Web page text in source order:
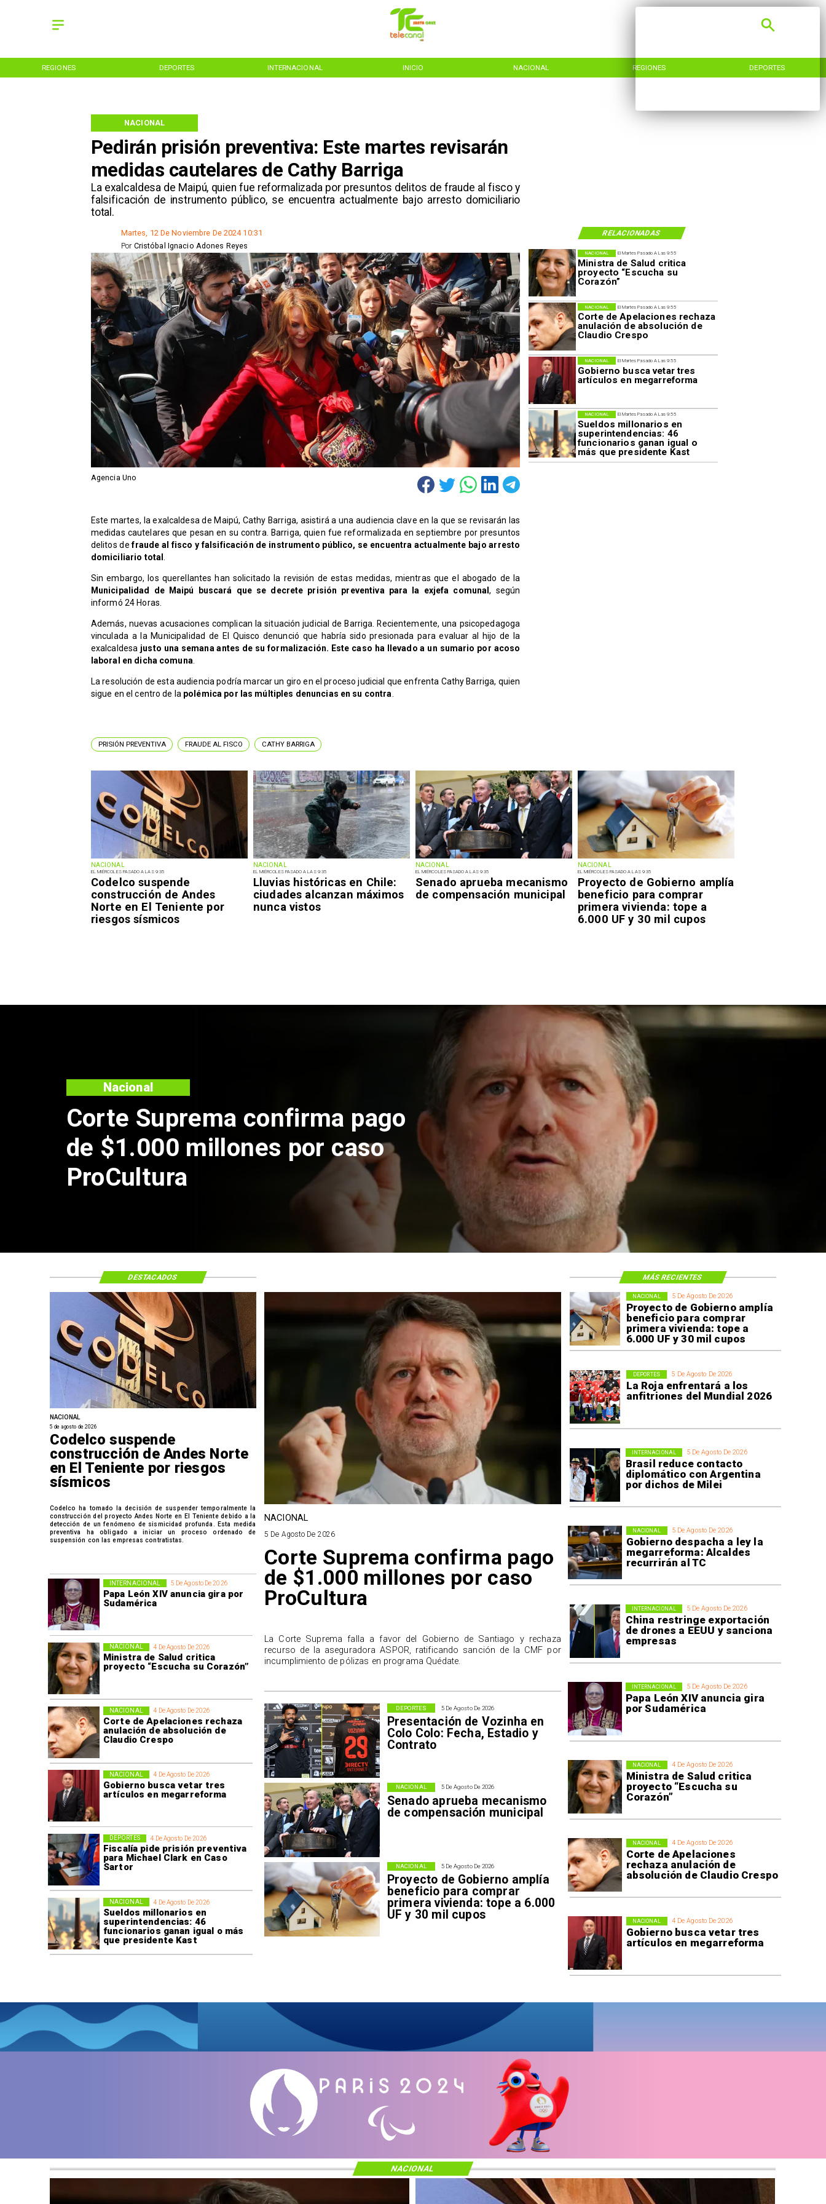
REGIONES DEPORTES INTERNACIONAL INICIO NACIONAL REGIONES DEPORTES
Pedirán prisión preventiva: Este martes revisarán
medidas cautelares de Cathy Barriga
La exalcaldesa de Maipú, quien fue reformalizada por presuntos delitos de fraude al fisco y
falsificación de instrumento público, se encuentra actualmente bajo arresto domiciliario
total.
NACIONAL
RELACIONADAS
Martes, 12 De Noviembre De 2024 10:31
Cristóbal Ignacio Adones Reyes
Por
Agencia Uno
NACIONAL
EL MIÉRCOLES PASADO A LAS 9:35
Codelco suspende
construcción de Andes
Norte en El Teniente por
riesgos sísmicos
NACIONAL
EL MIÉRCOLES PASADO A LAS 9:35
Lluvias históricas en Chile:
ciudades alcanzan máximos
nunca vistos
NACIONAL
EL MIÉRCOLES PASADO A LAS 9:35
Senado aprueba mecanismo
de compensación municipal
NACIONAL
EL MIÉRCOLES PASADO A LAS 9:35
Proyecto de Gobierno amplía
beneficio para comprar
primera vivienda: tope a
6.000 UF y 30 mil cupos
El Martes Pasado A Las 9:55
Ministra de Salud critica
proyecto “Escucha su
Corazón”
NACIONAL
El Martes Pasado A Las 9:55
Corte de Apelaciones rechaza
anulación de absolución de
Claudio Crespo
NACIONAL
El Martes Pasado A Las 9:55
Gobierno busca vetar tres
artículos en megarreforma
NACIONAL
El Martes Pasado A Las 9:55
Sueldos millonarios en
superintendencias: 46
funcionarios ganan igual o
más que presidente Kast
NACIONAL
Este martes, la exalcaldesa de Maipú, Cathy Barriga, asistirá a una audiencia clave en la que se revisarán las
medidas cautelares que pesan en su contra. Barriga, quien fue reformalizada en septiembre por presuntos
delitos defraude al fisco y falsificación de instrumento público, se encuentra actualmente bajo arresto
domiciliario total
Sin embargo, los querellantes han solicitado la revisión de estas medidas, mientras que el abogado de la
Municipalidad de Maipú buscará que se decrete prisión preventiva para la exjefa comunal, según
informó 24 Horas.
Además, nuevas acusaciones complican la situación judicial de Barriga. Recientemente, una psicopedagoga
vinculada a la Municipalidad de El Quisco denunció que habría sido presionada para evaluar al hijo de la
exalcaldesa justo una semana antes de su formalización. Este caso ha llevado a un sumario por acoso
laboral en dicha comuna
La resolución de esta audiencia podría marcar un giro en el proceso judicial que enfrenta Cathy Barriga, quien
sigue en el centro de la polémica por las múltiples denuncias en su contra
PRISIÓN PREVENTIVA FRAUDE AL FISCO CATHY BARRIGA
Codelco suspende construcción
de Andes Norte en El Teniente
por riesgos sísmicos
5 De Agosto De 2026
Proyecto de Gobierno amplía
beneficio para comprar
primera vivienda: tope a
6.000 UF y 30 mil cupos
NACIONAL
5 De Agosto De 2026
La Roja enfrentará a los
anfitriones del Mundial 2026
DEPORTES
5 De Agosto De 2026
Brasil reduce contacto
diplomático con Argentina
por dichos de Milei
INTERNACIONAL
5 De Agosto De 2026
Gobierno despacha a ley la
megarreforma: Alcaldes
recurrirán al TC
NACIONAL
5 De Agosto De 2026
China restringe exportación
de drones a EEUU y sanciona
empresas
INTERNACIONAL
5 De Agosto De 2026
Papa León XIV anuncia gira
por Sudamérica
INTERNACIONAL
4 De Agosto De 2026
Ministra de Salud critica
proyecto “Escucha su
Corazón”
NACIONAL
4 De Agosto De 2026
Corte de Apelaciones
rechaza anulación de
absolución de Claudio Crespo
NACIONAL
4 De Agosto De 2026
Gobierno busca vetar tres
artículos en megarreforma
NACIONAL
5 De Agosto De 2026
Papa León XIV anuncia gira por
Sudamérica
INTERNACIONAL
4 De Agosto De 2026
Ministra de Salud critica
proyecto “Escucha su Corazón”
NACIONAL
4 De Agosto De 2026
Corte de Apelaciones rechaza
anulación de absolución de
Claudio Crespo
NACIONAL
4 De Agosto De 2026
Gobierno busca vetar tres
artículos en megarreforma
NACIONAL
4 De Agosto De 2026
Fiscalía pide prisión preventiva
para Michael Clark en Caso
Sartor
DEPORTES
4 De Agosto De 2026
Sueldos millonarios en
superintendencias: 46
funcionarios ganan igual o más
que presidente Kast
NACIONAL
5 De Agosto De 2026
Presentación de Vozinha en
Colo Colo: Fecha, Estadio y
Contrato
DEPORTES
5 De Agosto De 2026
Senado aprueba mecanismo
de compensación municipal
NACIONAL
5 De Agosto De 2026
Proyecto de Gobierno amplía
beneficio para comprar
primera vivienda: tope a 6.000
UF y 30 mil cupos
NACIONAL
NACIONAL
5 de agosto de 2026
Codelco suspende
construcción de Andes Norte
en El Teniente por riesgos
sísmicos
Codelco ha tomado la decisión de suspender temporalmente la
construcción del proyecto Andes Norte en El Teniente debido a la
detección de un fenómeno de sismicidad profunda. Esta medida
preventiva ha obligado a iniciar un proceso ordenado de
suspensión con las empresas contratistas.
NACIONAL
5 De Agosto De 2026
Corte Suprema confirma pago
de $1.000 millones por caso
ProCultura
La Corte Suprema falla a favor del Gobierno de Santiago y rechaza
recurso de la aseguradora ASPOR, ratificando sanción de la CMF por
incumplimiento de pólizas en programa Quédate.
DESTACADOS MÁS RECIENTES
NACIONAL